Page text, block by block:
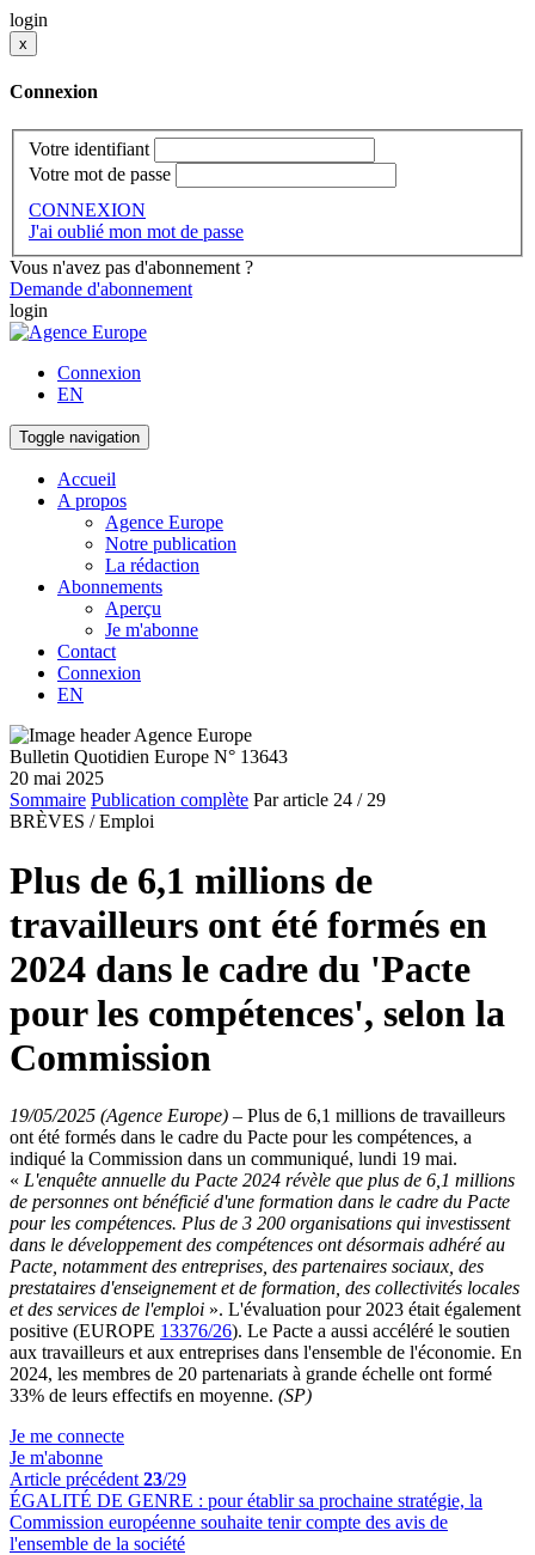
login
x
Connexion
Votre identifiant
Votre mot de passe
CONNEXION
J'ai oublié mon mot de passe
Vous n'avez pas d'abonnement ?
Demande d'abonnement
login
Connexion
EN
Toggle navigation
Accueil
A propos
Agence Europe
Notre publication
La rédaction
Abonnements
Aperçu
Je m'abonne
Contact
Connexion
EN
Bulletin Quotidien Europe N° 13643
20 mai 2025
Sommaire Publication complète Par article 24 / 29
BRÈVES / Emploi
Plus de 6,1 millions de
travailleurs ont été formés en
2024 dans le cadre du 'Pacte
pour les compétences', selon la
Commission
19/05/2025 (Agence Europe) – Plus de 6,1 millions de travailleurs
ont été formés dans le cadre du Pacte pour les compétences, a
indiqué la Commission dans un communiqué, lundi 19 mai.
« L'enquête annuelle du Pacte 2024 révèle que plus de 6,1 millions
de personnes ont bénéficié d'une formation dans le cadre du Pacte
pour les compétences. Plus de 3 200 organisations qui investissent
dans le développement des compétences ont désormais adhéré au
Pacte, notamment des entreprises, des partenaires sociaux, des
prestataires d'enseignement et de formation, des collectivités locales
et des services de l'emploi ». L'évaluation pour 2023 était également
positive (EUROPE 13376/26). Le Pacte a aussi accéléré le soutien
aux travailleurs et aux entreprises dans l'ensemble de l'économie. En
2024, les membres de 20 partenariats à grande échelle ont formé
33% de leurs effectifs en moyenne. (SP)
Je me connecte
Je m'abonne
Article précédent 23/29
ÉGALITÉ DE GENRE : pour établir sa prochaine stratégie, la
Commission européenne souhaite tenir compte des avis de
l'ensemble de la société